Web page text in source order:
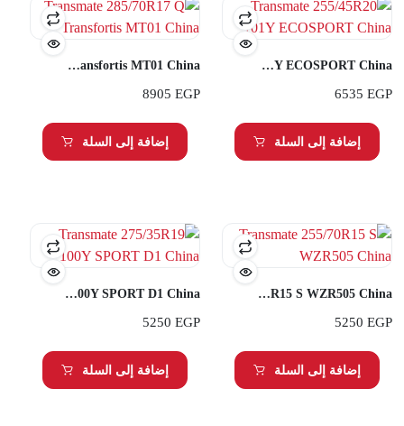
Transmate 255/45R20 101Y ECOSPORT China
6535 EGP
إضافة إلى السلة
Transmate 285/70R17 Q Transfortis MT01 China
8905 EGP
إضافة إلى السلة
Transmate 255/70R15 S WZR505 China
5250 EGP
إضافة إلى السلة
Transmate 275/35R19 100Y SPORT D1 China
5250 EGP
إضافة إلى السلة